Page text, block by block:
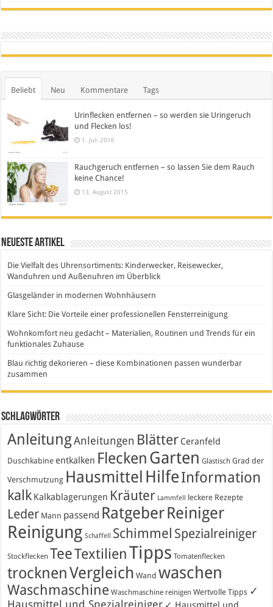
Beliebt Neu Kommentare Tags
Urinflecken entfernen – so werden sie Uringeruch
und Flecken los!
1. Juli 2016
Rauchgeruch entfernen – so lassen Sie dem Rauch
keine Chance!
13. August 2015
Neueste Artikel
Die Vielfalt des Uhrensortiments: Kinderwecker, Reisewecker,
Wanduhren und Außenuhren im Überblick
Glasgeländer in modernen Wohnhäusern
Klare Sicht: Die Vorteile einer professionellen Fensterreinigung
Wohnkomfort neu gedacht – Materialien, Routinen und Trends für ein
funktionales Zuhause
Blau richtig dekorieren – diese Kombinationen passen wunderbar
zusammen
Schlagwörter
AnleitungAnleitungen Blätter Ceranfeld
Duschkabine entkalken Flecken Garten Glastisch Grad der
Verschmutzung Hausmittel HilfeInformation
kalk Kalkablagerungen Kräuter Lammfell leckere Rezepte
Leder Mann passend RatgeberReiniger
Reinigung Schaffell Schimmel Spezialreiniger
Stockflecken TeeTextilienTipps Tomatenflecken
trocknenVergleich Wand waschen
Waschmaschine Waschmaschine reinigen Wertvolle Tipps ✓
Hausmittel und Spezialreiniger